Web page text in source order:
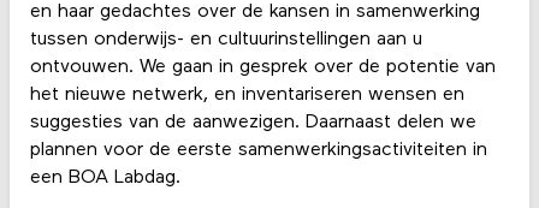
en haar gedachtes over de kansen in samenwerking
tussen onderwijs- en cultuurinstellingen aan u
ontvouwen. We gaan in gesprek over de potentie van
het nieuwe netwerk, en inventariseren wensen en
suggesties van de aanwezigen. Daarnaast delen we
plannen voor de eerste samenwerkingsactiviteiten in
een BOA Labdag.